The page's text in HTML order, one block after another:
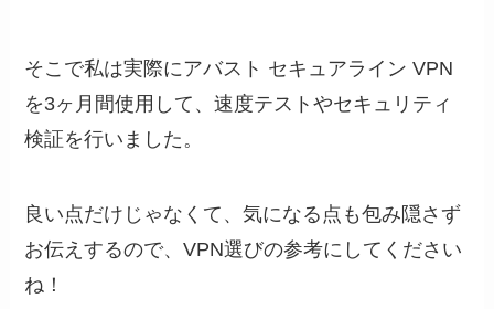
そこで私は実際にアバスト セキュアライン VPN
を3ヶ月間使用して、速度テストやセキュリティ
検証を行いました。
良い点だけじゃなくて、気になる点も包み隠さず
お伝えするので、VPN選びの参考にしてください
ね！